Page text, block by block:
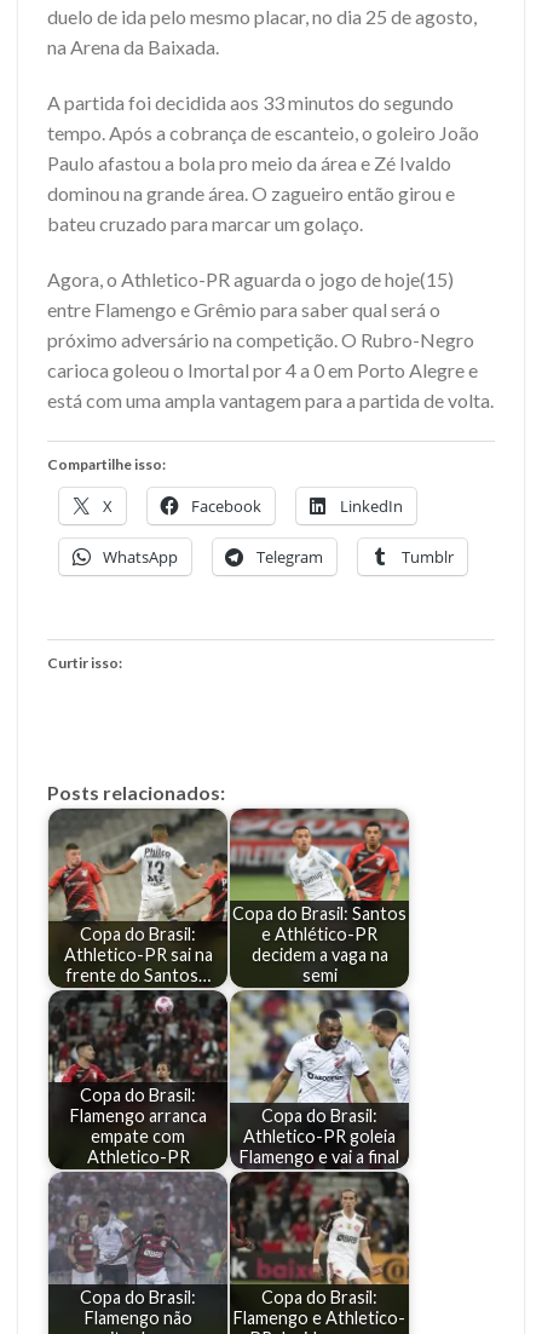
duelo de ida pelo mesmo placar, no dia 25 de agosto,
na Arena da Baixada.
A partida foi decidida aos 33 minutos do segundo
tempo. Após a cobrança de escanteio, o goleiro João
Paulo afastou a bola pro meio da área e Zé Ivaldo
dominou na grande área. O zagueiro então girou e
bateu cruzado para marcar um golaço.
Agora, o Athletico-PR aguarda o jogo de hoje(15)
entre Flamengo e Grêmio para saber qual será o
próximo adversário na competição. O Rubro-Negro
carioca goleou o Imortal por 4 a 0 em Porto Alegre e
está com uma ampla vantagem para a partida de volta.
Compartilhe isso:
X Facebook LinkedIn
WhatsApp Telegram Tumblr
Curtir isso:
Posts relacionados:
Copa do Brasil:
Athletico-PR sai na
frente do Santos…
Copa do Brasil: Santos
e Athlético-PR
decidem a vaga na
semi
Copa do Brasil:
Flamengo arranca
empate com
Athletico-PR
Copa do Brasil:
Athletico-PR goleia
Flamengo e vai a final
Copa do Brasil:
Flamengo não
Copa do Brasil:
Flamengo e Athletico-